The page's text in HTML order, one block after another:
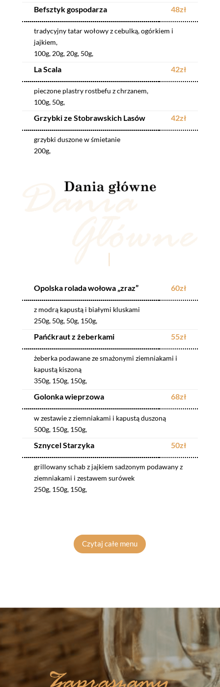
Befsztyk gospodarza 48zł
tradycyjny tatar wołowy z cebulką, ogórkiem i
jajkiem,
100g, 20g, 20g, 50g,
La Scala 42zł
pieczone plastry rostbefu z chrzanem,
100g, 50g,
Grzybki ze Stobrawskich Lasów 42zł
grzybki duszone w śmietanie
200g,
Opolska rolada wołowa „zraz” 60zł
z modrą kapustą i białymi kluskami
250g, 50g, 50g, 150g,
Pańćkraut z żeberkami 55zł
żeberka podawane ze smażonymi ziemniakami i
kapustą kiszoną
350g, 150g, 150g,
Golonka wieprzowa 68zł
w zestawie z ziemniakami i kapustą duszoną
500g, 150g, 150g,
Sznycel Starzyka 50zł
grillowany schab z jajkiem sadzonym podawany z
ziemniakami i zestawem surówek
250g, 150g, 150g,
Czytaj całe menu